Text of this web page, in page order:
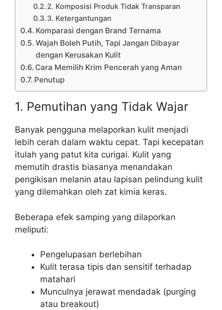
2. Komposisi Produk Tidak Transparan
3. Ketergantungan
Komparasi dengan Brand Ternama
Wajah Boleh Putih, Tapi Jangan Dibayar
dengan Kerusakan Kulit
Cara Memilih Krim Pencerah yang Aman
Penutup
1. Pemutihan yang Tidak Wajar
Banyak pengguna melaporkan kulit menjadi
lebih cerah dalam waktu cepat. Tapi kecepatan
itulah yang patut kita curigai. Kulit yang
memutih drastis biasanya menandakan
pengikisan melanin atau lapisan pelindung kulit
yang dilemahkan oleh zat kimia keras.
Beberapa efek samping yang dilaporkan
meliputi:
Pengelupasan berlebihan
Kulit terasa tipis dan sensitif terhadap
matahari
Munculnya jerawat mendadak (purging
atau breakout)